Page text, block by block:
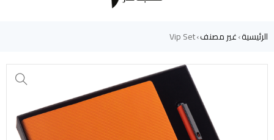
الرئيسية›غير مصنف›
Vip Set